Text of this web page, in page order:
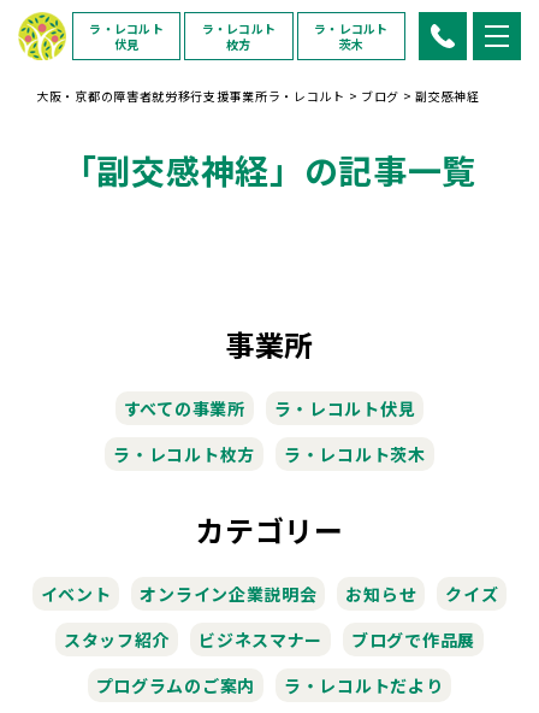
ラ・レコルト
伏見
ラ・レコルト
枚方
ラ・レコルト
茨木
大阪・京都の障害者就労移行支援事業所ラ・レコルト > ブログ >副交感神経
「副交感神経」の記事一覧
事業所
すべての事業所
ラ・レコルト伏見
ラ・レコルト枚方
ラ・レコルト茨木
カテゴリー
イベント オンライン企業説明会 お知らせ
クイズ
スタッフ紹介
ビジネスマナー
ブログで作品展
プログラムのご案内
ラ・レコルトだより